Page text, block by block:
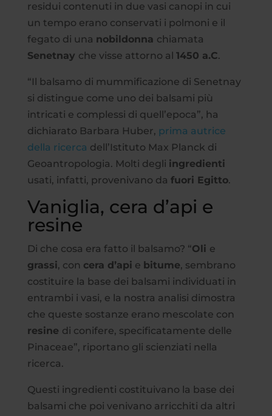
residui contenuti in due vasi canopi in cui
un tempo erano conservati i polmoni e il
fegato di una nobildonna chiamata
Senetnay che visse attorno al 1450 a.C.
“Il balsamo di mummificazione di Senetnay
si distingue come uno dei balsami più
intricati e complessi di quell’epoca”, ha
dichiarato Barbara Huber, prima autrice
della ricerca dell’Istituto Max Planck di
Geoantropologia. Molti degli ingredienti
usati, infatti, provenivano da fuori Egitto.
Vaniglia, cera d’api e
resine
Di che cosa era fatto il balsamo? “Oli e
grassi, con cera d’api e bitume, sembrano
costituire la base dei balsami individuati in
entrambi i vasi, e la nostra analisi dimostra
che queste sostanze erano mescolate con
resine di conifere, specificatamente delle
Pinaceae”, riportano gli scienziati nella
ricerca.
Questi ingredienti costituivano la base dei
balsami che poi venivano arricchiti da altri